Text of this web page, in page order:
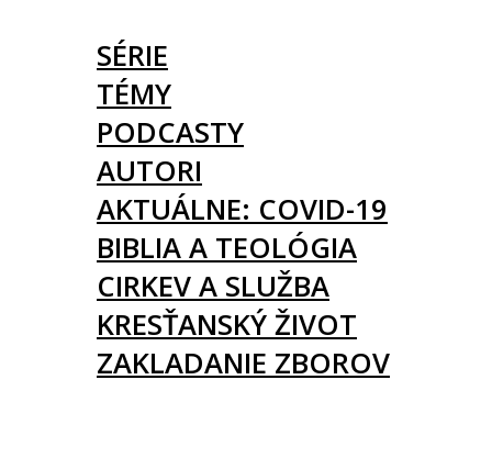
SÉRIE
TÉMY
PODCASTY
AUTORI
AKTUÁLNE: COVID-19
BIBLIA A TEOLÓGIA
CIRKEV A SLUŽBA
KRESŤANSKÝ ŽIVOT
ZAKLADANIE ZBOROV